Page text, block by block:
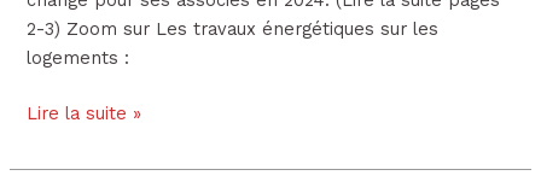
2-3) Zoom sur Les travaux énergétiques sur les
logements :
Lire la suite »